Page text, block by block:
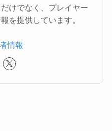
けでなく、プレイヤー
を提供しています。
情報